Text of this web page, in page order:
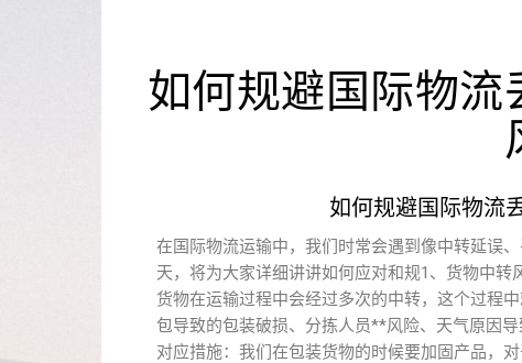
如何规避国际物
如何规避国际物流
在国际物流运输中，我们时常会遇到像中转延误
天，将为大家详细讲讲如何应对和规1、货物中转
货物在运输过程中会经过多次的中转，这个过程
包导致的包装破损、分拣人员**风险、天气原因导
对应措施：我们在包装货物的时候要加固产品，